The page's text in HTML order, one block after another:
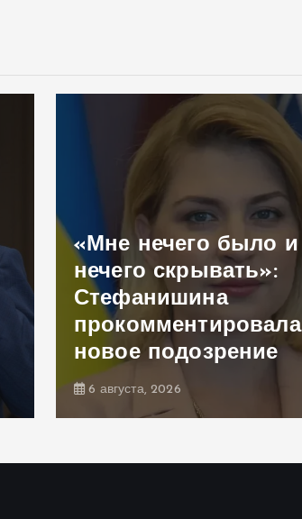
«Мне нечего было и
нечего скрывать»:
Стефанишина
прокомментировала
новое подозрение
6 августа, 2026